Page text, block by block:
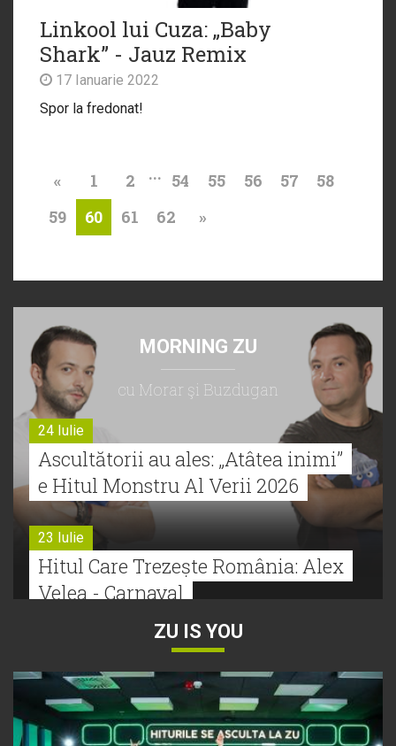
Linkool lui Cuza: „Baby
Shark” - Jauz Remix
17 Ianuarie 2022
Spor la fredonat!
« 1 2 ... 54 55 56 57
58
59
60 61 62 »
MORNING ZU
cu Morar şi Buzdugan
24 Iulie
Ascultătorii au ales: „Atâtea inimi”
e Hitul Monstru Al Verii 2026
23 Iulie
Hitul Care Trezește România: Alex
Velea - Carnaval
Bătălie strânsă la Hitul Monstru Al
Verii: Cabron versus Faydee
ZU IS YOU